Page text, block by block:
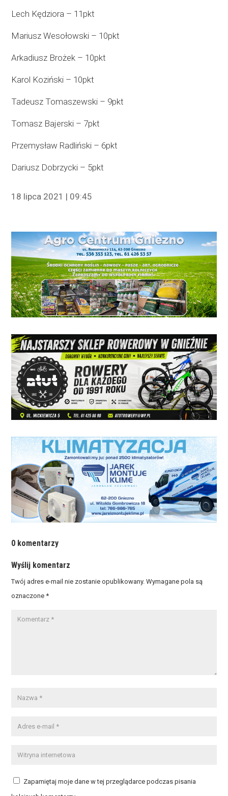
Lech Kędziora – 11pkt
Mariusz Wesołowski – 10pkt
Arkadiusz Brożek – 10pkt
Karol Koziński – 10pkt
Tadeusz Tomaszewski – 9pkt
Tomasz Bajerski – 7pkt
Przemysław Radliński – 6pkt
Dariusz Dobrzycki – 5pkt
18 lipca 2021 | 09:45
0 komentarzy
Wyślij komentarz
Twój adres e-mail nie zostanie opublikowany. Wymagane pola są
oznaczone*
Zapamiętaj moje dane w tej przeglądarce podczas pisania